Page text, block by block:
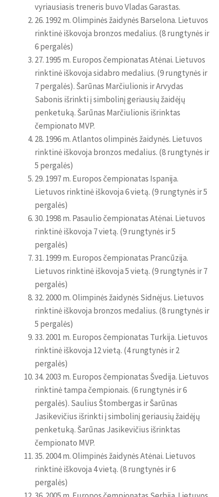
vyriausiasis treneris buvo Vladas Garastas.
26. 1992 m. Olimpinės žaidynės Barselona. Lietuvos
rinktinė iškovoja bronzos medalius. (8 rungtynės ir
6 pergalės)
27. 1995 m. Europos čempionatas Atėnai. Lietuvos
rinktinė iškovoja sidabro medalius. (9 rungtynės ir
7 pergalės). Šarūnas Marčiulionis ir Arvydas
Sabonis išrinkti į simbolinį geriausių žaidėjų
penketuką. Šarūnas Marčiulionis išrinktas
čempionato MVP.
28. 1996 m. Atlantos olimpinės žaidynės. Lietuvos
rinktinė iškovoja bronzos medalius. (8 rungtynės ir
5 pergalės)
29. 1997 m. Europos čempionatas Ispanija.
Lietuvos rinktinė iškovoja 6 vietą. (9 rungtynės ir 5
pergalės)
30. 1998 m. Pasaulio čempionatas Atėnai. Lietuvos
rinktinė iškovoja 7 vietą. (9 rungtynės ir 5
pergalės)
31. 1999 m. Europos čempionatas Prancūzija.
Lietuvos rinktinė iškovoja 5 vietą. (9 rungtynės ir 7
pergalės)
32. 2000 m. Olimpinės žaidynės Sidnėjus. Lietuvos
rinktinė iškovoja bronzos medalius. (8 rungtynės ir
5 pergalės)
33. 2001 m. Europos čempionatas Turkija. Lietuvos
rinktinė iškovoja 12 vietą. (4 rungtynės ir 2
pergalės)
34. 2003 m. Europos čempionatas Švedija. Lietuvos
rinktinė tampa čempionais. (6 rungtynės ir 6
pergalės). Saulius Štombergas ir Šarūnas
Jasikevičius išrinkti į simbolinį geriausių žaidėjų
penketuką. Šarūnas Jasikevičius išrinktas
čempionato MVP.
35. 2004 m. Olimpinės žaidynės Atėnai. Lietuvos
rinktinė iškovoja 4 vietą. (8 rungtynės ir 6
pergalės)